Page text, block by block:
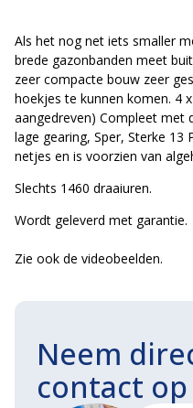
Als het nog net iets smaller
brede gazonbanden meet
zeer compacte bouw zeer
hoekjes te kunnen komen. 4
aangedreven) Compleet met
lage gearing, Sper, Sterke 13
netjes en is voorzien van
Slechts 1460 draaiuren.
Wordt geleverd met garantie.
Zie ook de videobeelden.
Neem
contact op